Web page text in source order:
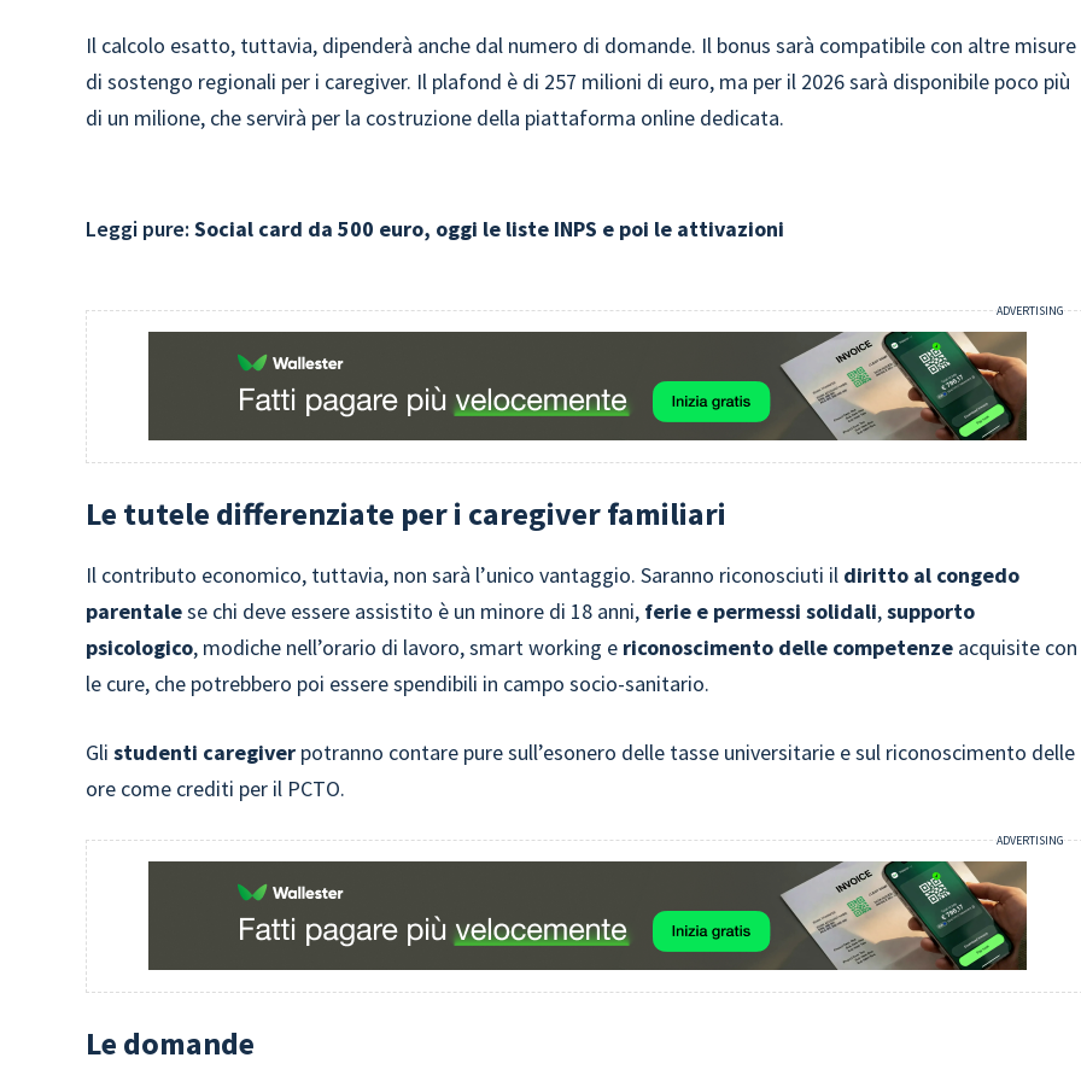
Il calcolo esatto, tuttavia, dipenderà anche dal numero di domande. Il bonus sarà compatibile con altre misure
di sostengo regionali per i caregiver. Il plafond è di 257 milioni di euro, ma per il 2026 sarà disponibile poco più
di un milione, che servirà per la costruzione della piattaforma online dedicata.
Leggi pure: Social card da 500 euro, oggi le liste INPS e poi le attivazioni
Le tutele differenziate per i caregiver familiari
Il contributo economico, tuttavia, non sarà l’unico vantaggio. Saranno riconosciuti il diritto al congedo
parentalese chi deve essere assistito è un minore di 18 anni, ferie e permessi solidali,supporto
psicologico, modiche nell’orario di lavoro, smart working e riconoscimento delle competenze acquisite con
le cure, che potrebbero poi essere spendibili in campo socio-sanitario.
Glistudenti caregiver potranno contare pure sull’esonero delle tasse universitarie e sul riconoscimento delle
ore come crediti per il PCTO.
Le domande